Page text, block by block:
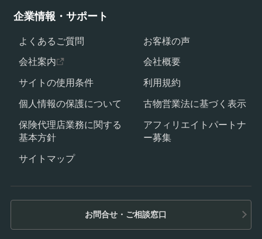
お問合せ・ご相談窓口
企業情報・サポート
よくあるご質問
お客様の声
会社案内
会社概要
サイトの使用条件
利用規約
個人情報の保護について
古物営業法に基づく表示
保険代理店業務に関する
基本方針
アフィリエイトパートナ
ー募集
サイトマップ